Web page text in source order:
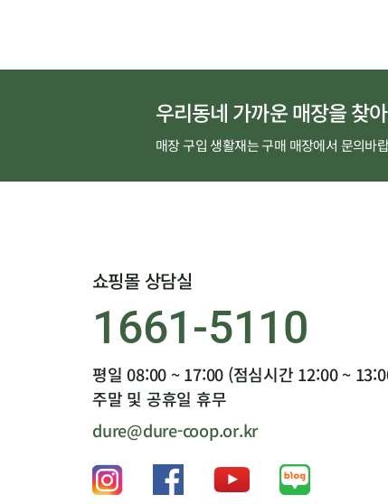
우리동네 가까운 매장을 찾
매장 구입 생활재는 구매 매장에서 문의바
쇼핑몰 상담실
1661-5110
평일 08:00 ~ 17:00 (점심시간 12:00 ~
주말 및 공휴일 휴무
dure@dure-coop.or.kr